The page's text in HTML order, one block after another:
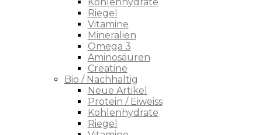
Riegel
Vitamine
Mineralien
Omega 3
Aminosäuren
Creatine
Bio / Nachhaltig
Neue Artikel
Protein / Eiweiss
Kohlenhydrate
Riegel